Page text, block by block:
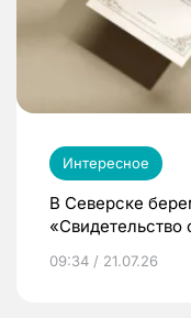
Интересное
В Северске
«Свидетельство
09:34 / 21.07.26